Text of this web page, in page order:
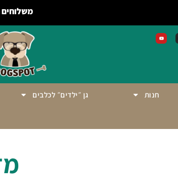
משלוחים חינם
חנות גן ״ילדים״ לכלבים